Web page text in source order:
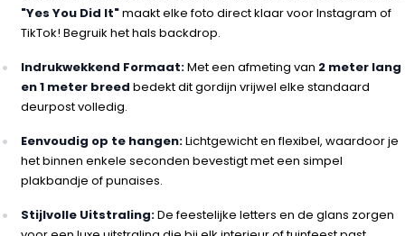
"Yes You Did It"maakt elke foto direct klaar voor Instagram of
TikTok! Begruik het hals backdrop.
Indrukwekkend Formaat:Met een afmeting van 2 meter lang
en 1 meter breed bedekt dit gordijn vrijwel elke standaard
deurpost volledig.
Eenvoudig op te hangen:Lichtgewicht en flexibel, waardoor je
het binnen enkele seconden bevestigt met een simpel
plakbandje of punaises.
Stijlvolle Uitstraling:De feestelijke letters en de glans zorgen